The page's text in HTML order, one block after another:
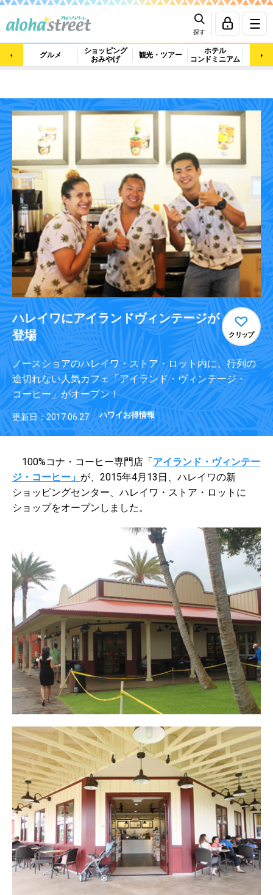
探す
グルメ
ショッピング
おみやげ
観光・ツアー
ホテル
コンドミニアム
マッ
ハレイワにアイランドヴィンテージが
登場
クリップ
ノースショアのハレイワ・ストア・ロット内に、行列の
途切れない人気カフェ「アイランド・ヴィンテージ・
コーヒー」がオープン！
更新日：2017.06.27 ハワイお得情報
100%コナ・コーヒー専門店「アイランド・ヴィンテー
ジ・コーヒー」 が、2015年4月13日、ハレイワの新
ショッピングセンター、ハレイワ・ストア・ロットに
ショップをオープンしました。